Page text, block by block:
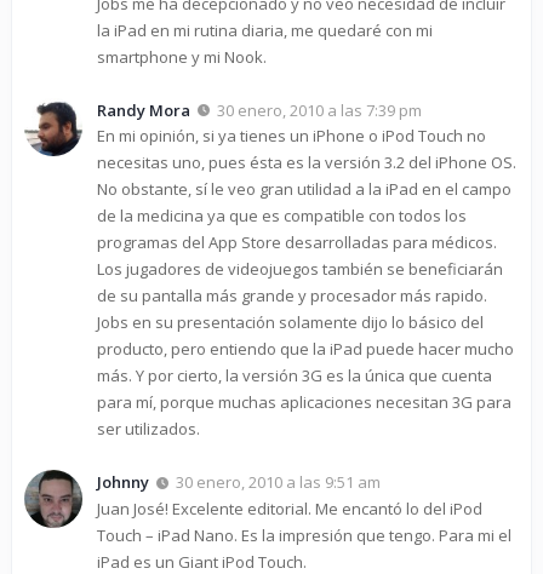
la iPad en mi rutina diaria, me quedaré con mi
smartphone y mi Nook.
Randy Mora
30 enero, 2010 a las 7:39 pm
En mi opinión, si ya tienes un iPhone o iPod Touch no
necesitas uno, pues ésta es la versión 3.2 del iPhone OS.
No obstante, sí le veo gran utilidad a la iPad en el campo
de la medicina ya que es compatible con todos los
programas del App Store desarrolladas para médicos.
Los jugadores de videojuegos también se beneficiarán
de su pantalla más grande y procesador más rapido.
Jobs en su presentación solamente dijo lo básico del
producto, pero entiendo que la iPad puede hacer mucho
más. Y por cierto, la versión 3G es la única que cuenta
para mí, porque muchas aplicaciones necesitan 3G para
ser utilizados.
Johnny
30 enero, 2010 a las 9:51 am
Juan José! Excelente editorial. Me encantó lo del iPod
Touch – iPad Nano. Es la impresión que tengo. Para mi el
iPad es un Giant iPod Touch.